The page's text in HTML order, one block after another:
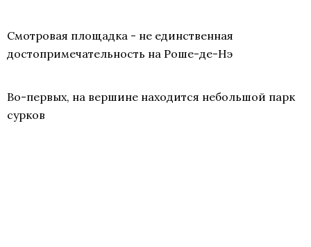
Смотровая площадка - не единственная
достопримечательность на Роше-де-Нэ
Во-первых, на вершине находится небольшой парк
сурков